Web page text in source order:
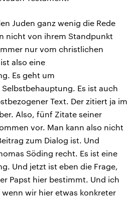
Juden ganz wenig die Rede
nicht von ihrem Standpunkt
nur vom christlichen
also eine
Es geht um
Es ist auch
Text. Der zitiert ja im
Also, fünf Zitate seiner
vor. Man kann also nicht
zum Dialog ist. Und
Söding recht. Es ist eine
Und jetzt ist eben die Frage,
Papst hier bestimmt. Und ich
wir hier etwas konkreter